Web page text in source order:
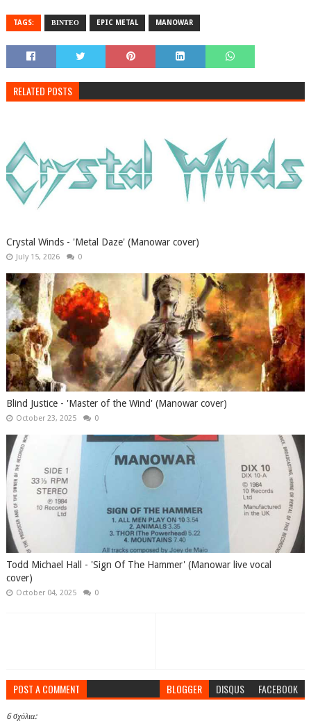
TAGS: ΒΙΝΤΕΟ EPIC METAL MANOWAR
RELATED POSTS
Crystal Winds - 'Metal Daze' (Manowar cover)
July 15, 2026 0
Blind Justice - 'Master of the Wind' (Manowar cover)
October 23, 2025 0
Todd Michael Hall - 'Sign Of The Hammer' (Manowar live vocal
cover)
October 04, 2025 0
POST A COMMENT BLOGGER DISQUS FACEBOOK
6 σχόλια: